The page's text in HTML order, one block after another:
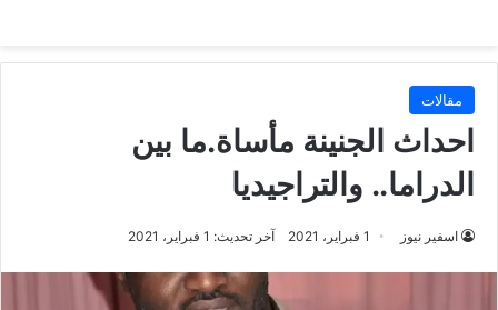
مقالات
احداث الجنينة مأساة.ما بين
الدراما.. والتراجيديا
اسفير نيوز 1 فبراير، 2021 آخر تحديث: 1 فبراير، 2021